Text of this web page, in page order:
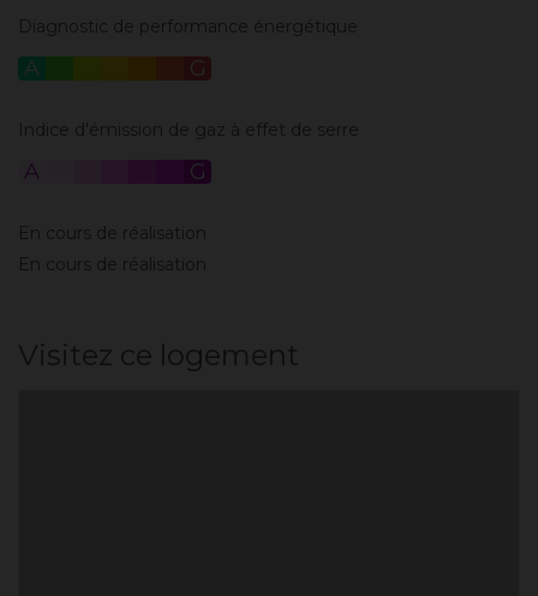
Diagnostic de performance énergétique
A G
Indice d'émission de gaz à effet de serre
A G
En cours de réalisation
En cours de réalisation
Visitez ce logement